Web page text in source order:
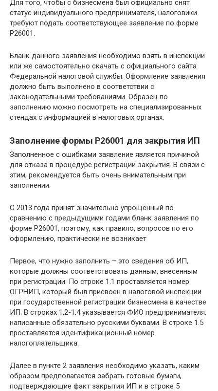
Для того, чтобы с бизнесмена был официально снят
статус индивидуального предпринимателя, налоговики
требуют подать соответствующее заявление по форме
Р26001.
Бланк данного заявления необходимо взять в инспекции
или же самостоятельно скачать с официального сайта
Федеральной налоговой службы. Оформление заявления
должно быть выполнено в соответствии с
законодательными требованиями. Образец по
заполнению можно посмотреть на специализированных
стендах с информацией в налоговых органах.
Заполнение формы Р26001 для закрытия ИП
Заполненное с ошибками заявление является причиной
для отказа в процедуре регистрации закрытия. В связи с
этим, рекомендуется быть очень внимательным при
заполнении.
С 2013 года принят значительно упрощенный по
сравнению с предыдущими годами бланк заявления по
форме Р26001, поэтому, как правило, вопросов по его
оформлению, практически не возникает
Первое, что нужно заполнить – это сведения об ИП,
которые должны соответствовать данным, внесенным
при регистрации. По строке 1.1 проставляется номер
ОГРНИП, который был присвоен в налоговой инспекции
при государственной регистрации бизнесмена в качестве
ИП. В строках 1.2-1.4 указывается ФИО предпринимателя,
написанные обязательно русскими буквами. В строке 1.5
проставляется идентификационный номер
налогоплательщика.
Далее в пункте 2 заявления необходимо указать, каким
образом предполагается забрать готовые бумаги,
подтверждающие факт закрытия ИП и в строке 5